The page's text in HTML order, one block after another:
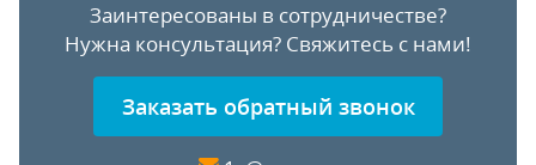
Заинтересованы в сотрудничестве?
Нужна консультация? Свяжитесь с нами!
Заказать обратный звонок